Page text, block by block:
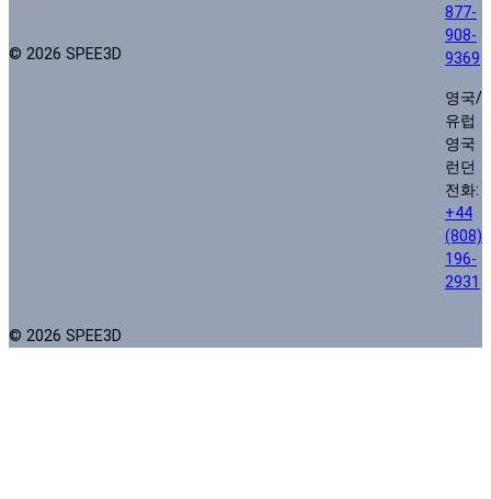
© 2026 SPEE3D
877-
908-
9369
영국/
유럽
영국
런던
전화:
+44
(808)
196-
2931
© 2026 SPEE3D